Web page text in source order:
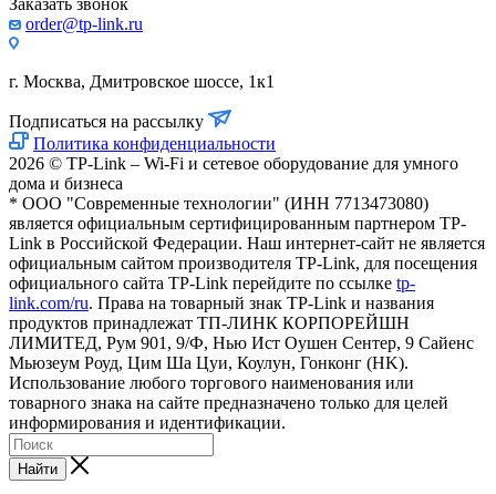
order@tp-link.ru
г. Москва, Дмитровское шоссе, 1к1
Подписаться на рассылку
Политика конфиденциальности
2026 © TP-Link – Wi-Fi и сетевое оборудование для умного
дома и бизнеса
* ООО "Современные технологии" (ИНН 7713473080)
является официальным сертифицированным партнером TP-
Link в Российской Федерации. Наш интернет-сайт не является
официальным сайтом производителя TP-Link, для посещения
официального сайта TP-Link перейдите по ссылке tp-
link.com/ru. Права на товарный знак TP-Link и названия
продуктов принадлежат ТП-ЛИНК КОРПОРЕЙШН
ЛИМИТЕД, Рум 901, 9/Ф, Нью Ист Оушен Сентер, 9 Сайенс
Мьюзеум Роуд, Цим Ша Цуи, Коулун, Гонконг (HK).
Использование любого торгового наименования или
товарного знака на сайте предназначено только для целей
информирования и идентификации.
Найти